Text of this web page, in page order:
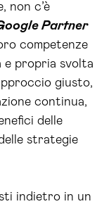
non c’è
Partner
competenze
e propria svolta
giusto,
continua,
delle
strategie
indietro in un